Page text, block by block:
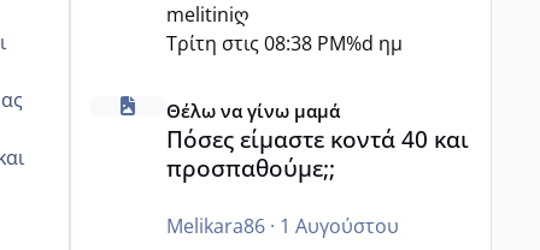
melitiniღ
Τρίτη στις 08:38 PM%d ημ
Πόσες είμαστε κοντά 40 και προσπαθούμε;;
Θέλω να γίνω μαμά
Πόσες είμαστε κοντά 40 και
προσπαθούμε;;
Melikara86· 1 Αυγούστου